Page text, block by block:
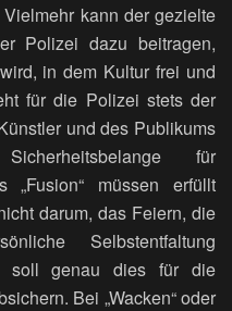
kann der gezielte
Polizei dazu beitragen,
in dem Kultur frei und
für die Polizei stets der
und des Publikums
für
„Fusion“ müssen erfüllt
darum, das Feiern, die
Selbstentfaltung
soll genau dies für die
Bei „Wacken“ oder